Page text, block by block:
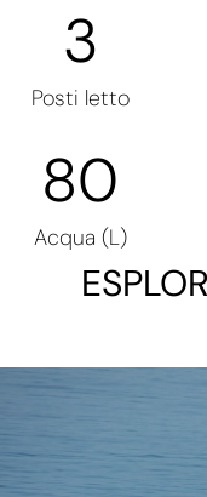
Posti letto
3
Acqua (L)
80